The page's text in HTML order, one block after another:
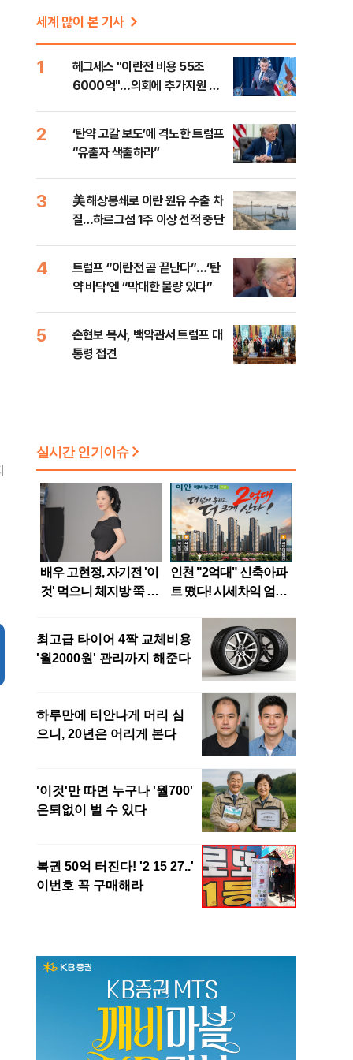
세계 많이 본 기사
1
헤그세스 "이란전 비용 55조
6000억"…의회에 추가지원 촉
2
‘탄약 고갈 보도’에 격노한 트럼프
“유출자 색출하라”
3
美 해상봉쇄로 이란 원유 수출 차
질…하르그섬 1주 이상 선적 중단
4
트럼프 “이란전 곧 끝난다”…‘탄
약 바닥’엔 “막대한 물량 있다”
5
손현보 목사, 백악관서 트럼프 대
통령 접견